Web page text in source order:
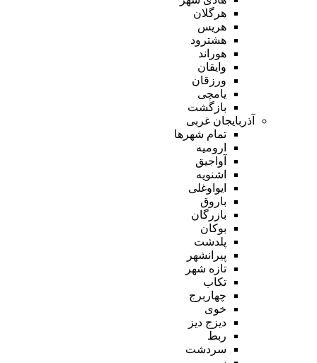
هرگلان
هریس
هشترود
هوراند
وایقان
ورزقان
یامچی
بازگشت
آذربایجان غربی
تمام شهر‌ها
ارومیه
آواجیق
اشنویه
ایواوغلی
باروق
بازرگان
بوکان
پلدشت
پیرانشهر
تازه شهر
تکاب
چهاربرج
خوی
دیزج دیز
ربط
سردشت